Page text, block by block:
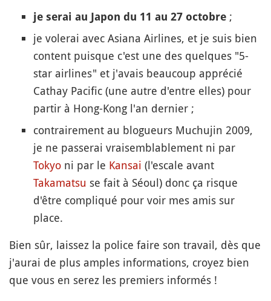
je serai au Japon du 11 au 27 octobre ;
je volerai avec Asiana Airlines, et je suis bien
content puisque c'est une des quelques "5-
star airlines" et j'avais beaucoup apprécié
Cathay Pacific (une autre d'entre elles) pour
partir à Hong-Kong l'an dernier ;
contrairement au blogueurs Muchujin 2009,
je ne passerai vraisemblablement ni par
Tokyo ni par le Kansai (l'escale avant
Takamatsu se fait à Séoul) donc ça risque
d'être compliqué pour voir mes amis sur
place.
Bien sûr, laissez la police faire son travail, dès que
j'aurai de plus amples informations, croyez bien
que vous en serez les premiers informés !